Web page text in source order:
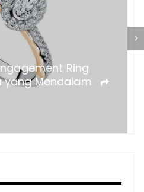
Ring
yang Mendalam